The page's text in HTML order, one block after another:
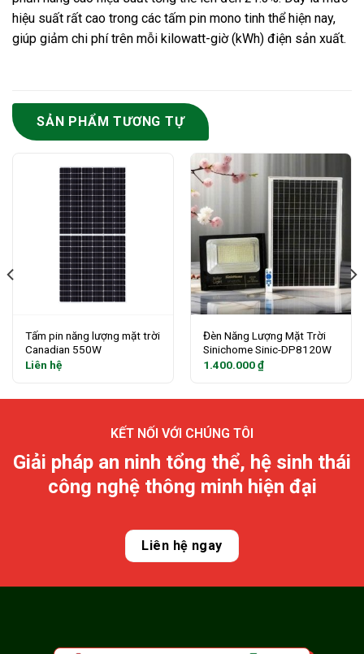
hiệu suất rất cao trong các tấm pin mono tinh thể hiện nay,
giúp giảm chi phí trên mỗi kilowatt-giờ (kWh) điện sản xuất.
SẢN PHẨM TƯƠNG TỰ
Tấm pin năng lượng mặt trời
Canadian 550W
Liên hệ
Đèn Năng Lượng Mặt Trời
Sinichome Sinic-DP8120W
1.400.000₫
KẾT NỐI VỚI CHÚNG TÔI
Giải pháp an ninh tổng thể, hệ sinh thái
công nghệ thông minh hiện đại
Liên hệ ngay